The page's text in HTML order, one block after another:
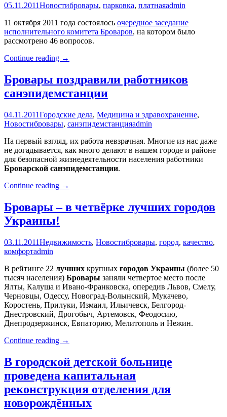
05.11.2011Новостибровары, парковка, платнаяadmin
11 октября 2011 года состоялось очередное заседание
исполнительного комитета Броваров, на котором было
рассмотрено 46 вопросов.
Continue reading Кому
платные
парковки
в
→
Бровары поздравили работников
санэпидемстанции
04.11.2011Городские дела, Медицина и здравохранение,
Новостибровары, санэпидемстанцияadmin
На первый взгляд, их работа невзрачная. Многие из нас даже
не догадывается, как много делают в нашем городе и районе
для безопасной жизнедеятельности населения работники
Броварской санэпидемстанции.
Continue reading Бровары
санэпидемстанции
→
Бровары – в четвёрке лучших городов
Украины!
03.11.2011Недвижимость, Новостибровары, город, качество,
комфортadmin
В рейтинге 22 лучших крупных городов Украины (более 50
тысяч населения) Бровары заняли четвертое место после
Ялты, Калуша и Ивано-Франковска, опередив Львов, Смелу,
Черновцы, Одессу, Новоград-Волынский, Мукачево,
Коростень, Прилуки, Измаил, Ильичевск, Белгород-
Днестровский, Дрогобыч, Артемовск, Феодосию,
Днепродзержинск, Евпаторию, Мелитополь и Нежин.
Continue reading Бровары
в
четвёрке
лучших
Украины!
→
В городской детской больнице
проведена капитальная
реконструкция отделения для
новорождённых